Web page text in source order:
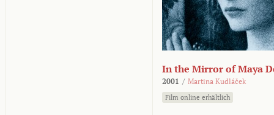
In the Mirror of Maya
2001 / Martina Kudláček
Film online erhältlich